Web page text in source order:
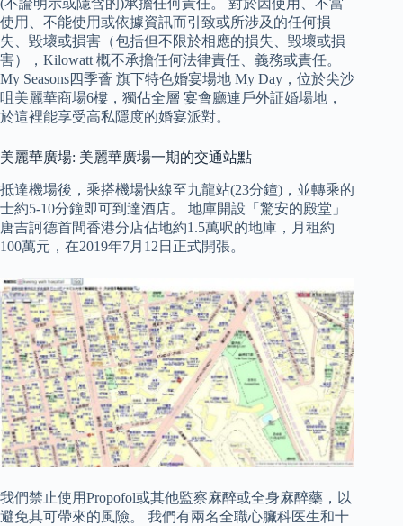
(不論明示或隱含的)承擔任何責任。 對於因使用、不當
使用、不能使用或依據資訊而引致或所涉及的任何損
失、毀壞或損害（包括但不限於相應的損失、毀壞或損
害），Kilowatt 概不承擔任何法律責任、義務或責任。
My Seasons四季薈 旗下特色婚宴場地 My Day，位於尖沙
咀美麗華商場6樓，獨佔全層 宴會廳連戶外証婚場地，
於這裡能享受高私隱度的婚宴派對。
美麗華廣場: 美麗華廣場一期的交通站點
抵達機場後，乘搭機場快線至九龍站(23分鐘)，並轉乘的
士約5-10分鐘即可到達酒店。 地庫開設「驚安的殿堂」
唐吉訶德首間香港分店佔地約1.5萬呎的地庫，月租約
100萬元，在2019年7月12日正式開張。
我們禁止使用Propofol或其他監察麻醉或全身麻醉藥，以
避免其可帶來的風險。 我們有兩名全職心臟科医生和十